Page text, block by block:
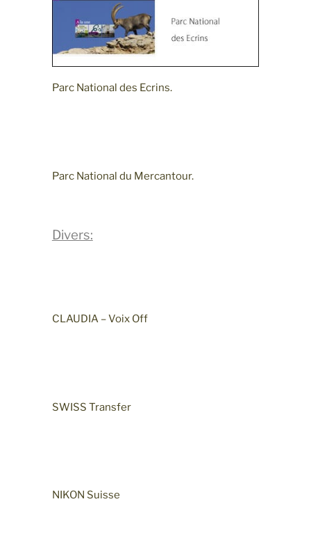
Parc National des Ecrins.
Parc National du Mercantour.
Divers:
CLAUDIA – Voix Off
SWISS Transfer
NIKON Suisse